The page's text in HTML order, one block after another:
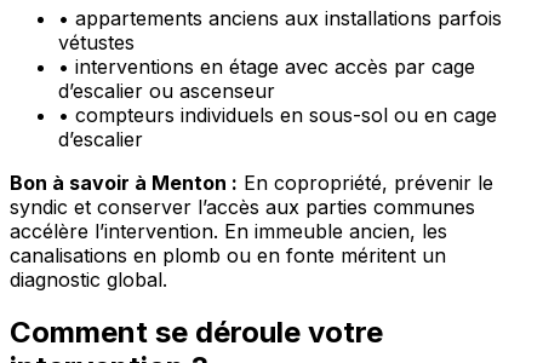
• appartements anciens aux installations parfois
vétustes
• interventions en étage avec accès par cage
d’escalier ou ascenseur
• compteurs individuels en sous-sol ou en cage
d’escalier
Bon à savoir à Menton : En copropriété, prévenir le
syndic et conserver l’accès aux parties communes
accélère l’intervention. En immeuble ancien, les
canalisations en plomb ou en fonte méritent un
diagnostic global.
Comment se déroule votre